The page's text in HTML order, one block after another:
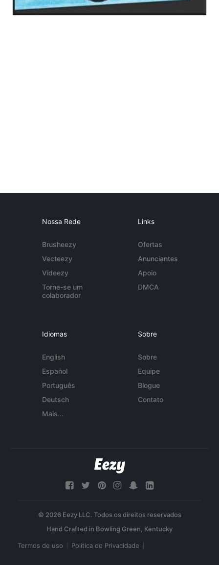
Nossa Rede
Brusheezy
Vecteezy
Videezy
Torne-se um
colaborador
Links
Ofertas
Anunciantes
Apoio
DMCA
Idiomas
English
Español
Português
Deutsch
Mais...
Sobre
Sobre
Equipe
Blogue
Contato
© 2026 Eezy LLC. Todos os direitos reservados
Termos de uso Política de Privacidade